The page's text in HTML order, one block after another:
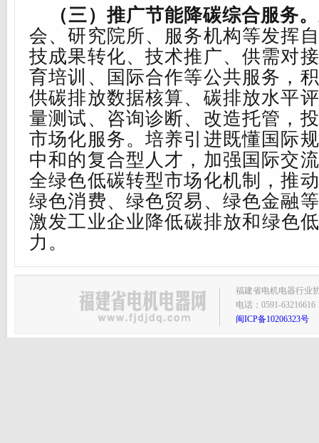
（三）推广节能降碳综合服务。
会、研究院所、服务机构等发挥
技成果转化、技术推广、供需对
育培训、国际合作等公共服务，
供碳排放数据核算、碳排放水平
量测试、咨询诊断、改造托管，
市场化服务。培养引进既懂国际
中和的复合型人才，加强国际交
全绿色低碳转型市场化机制，推
绿色消费、绿色贸易、绿色金融
激发工业企业降低碳排放和绿色
力。
福建省电机电器行业
电话：0591-
闽ICP备10206323号